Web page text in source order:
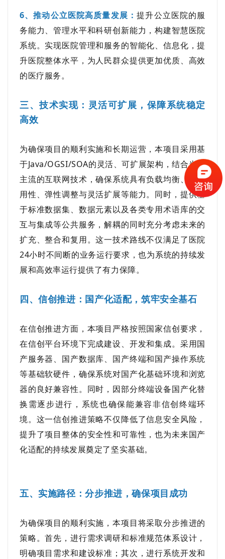
6、推动公立医院高质量发展 ：提升公立医院的服
务能力、管理水平和科研创新能力，构建智慧医院
系统。实现医院管理和服务的智能化、信息化，提
升医院整体水平，为人民群众提供更加优质、高效
的医疗服务。
三、技术实现：灵活可扩展，保障系统稳定
高效
为确保项目的顺利实施和长期运营，本项目采用基
于Java/OGSI/SOA的灵活、可扩展架构，结合当前
主流的互联网技术，确保系统具有负载均衡、高可
用性、弹性调整与灵活扩展等能力。同时，提供基
于标准数据集、数据元素以及各类专用术语库的交
互与集成等公共服务，解耦的同时充分考虑未来的
扩充、整合和复用。这一技术路线不仅满足了医院
24小时不间断的业务运行要求，也为系统的持续发
展和高效率运行提供了有力保障。
四、信创推进：国产化适配，筑牢安全基石
在信创推进方面，本项目严格按照国家信创要求，
在信创平台环境下完成建设、开发和集成。采用国
产服务器、国产数据库、国产终端和国产操作系统
等基础软硬件，确保系统对国产化基础环境和浏览
器的良好兼容性。同时，因部分终端设备国产化替
换需逐步进行，系统也确保能兼容非信创终端环
境。这一信创推进策略不仅降低了信息安全风险，
提升了项目整体的安全性和可靠性，也为未来国产
化适配的持续发展奠定了坚实基础。
五、实施路径：分步推进，确保项目成功
为确保项目的顺利实施，本项目将采取分步推进的
策略。首先，进行需求调研和标准规范体系设计，
明确项目需求和建设标准；其次，进行系统开发和